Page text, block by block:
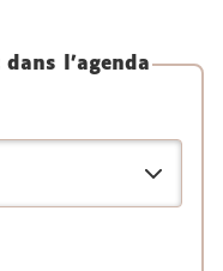
dans l'agenda